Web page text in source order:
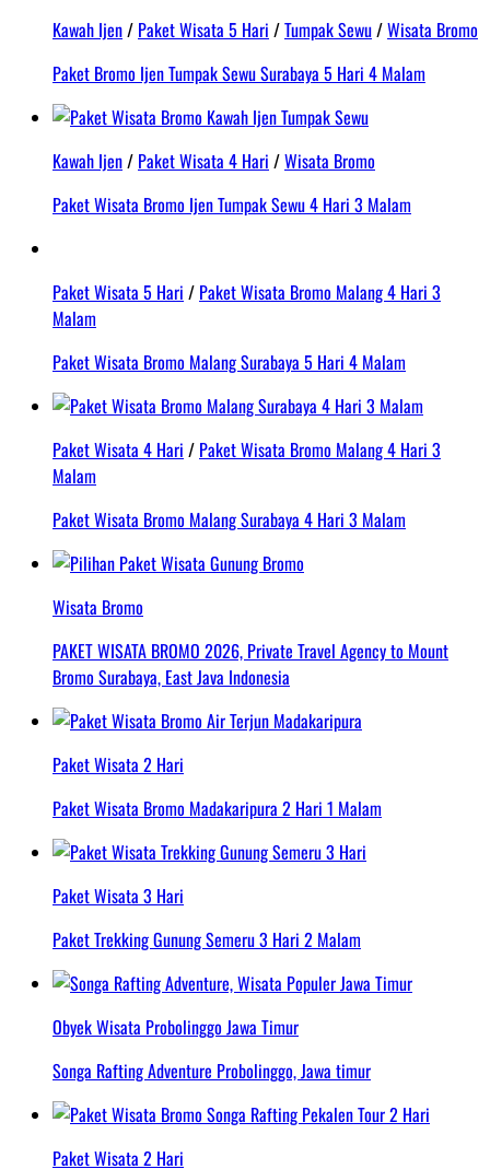
Kawah Ijen/ Paket Wisata 5 Hari /Tumpak Sewu/Wisata Bromo
Paket Bromo Ijen Tumpak Sewu Surabaya 5 Hari 4 Malam
Kawah Ijen/ Paket Wisata 4 Hari /Wisata Bromo
Paket Wisata Bromo Ijen Tumpak Sewu 4 Hari 3 Malam
Paket Wisata 5 Hari / Paket Wisata Bromo Malang 4 Hari 3
Malam
Paket Wisata Bromo Malang Surabaya 5 Hari 4 Malam
Paket Wisata 4 Hari / Paket Wisata Bromo Malang 4 Hari 3
Malam
Paket Wisata Bromo Malang Surabaya 4 Hari 3 Malam
Wisata Bromo
PAKET WISATA BROMO 2026, Private Travel Agency to Mount
Bromo Surabaya, East Java Indonesia
Paket Wisata 2 Hari
Paket Wisata Bromo Madakaripura 2 Hari 1 Malam
Paket Wisata 3 Hari
Paket Trekking Gunung Semeru 3 Hari 2 Malam
Obyek Wisata Probolinggo Jawa Timur
Songa Rafting Adventure Probolinggo, Jawa timur
Paket Wisata 2 Hari